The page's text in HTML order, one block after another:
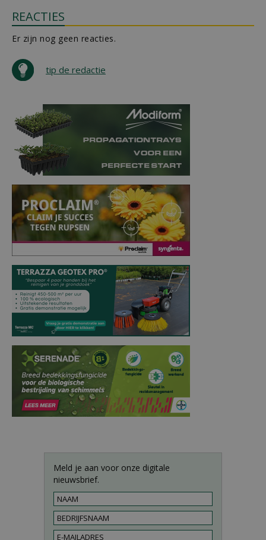
REACTIES
Er zijn nog geen reacties.
tip de redactie
Meld je aan voor onze digitale
nieuwsbrief.